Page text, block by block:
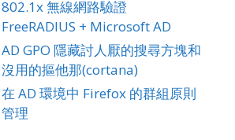
802.1x 無線網路驗證
FreeRADIUS + Microsoft AD
AD GPO 隱藏討人厭的搜尋方塊和
沒用的摳他那(cortana)
在 AD 環境中 Firefox 的群組原則
管理